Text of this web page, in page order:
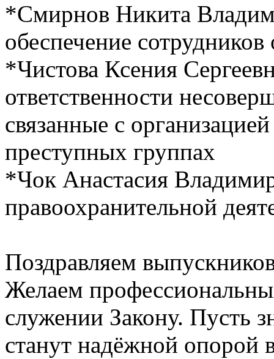
*Смирнов Никита
обеспечение
*Чистова Ксения
ответственности
связанные с
преступных группах
*Чок Анастасия
правоохранительной
Поздравляем
Желаем
служении Закону. Пусть
станут надёжной опорой